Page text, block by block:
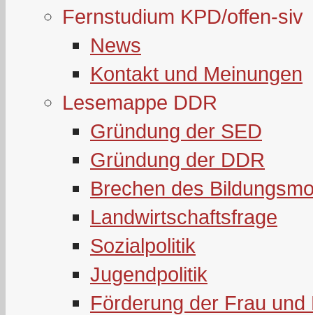
Fernstudium KPD/offen-siv
News
Kontakt und Meinungen
Lesemappe DDR
Gründung der SED
Gründung der DDR
Brechen des
Landwirtschaftsfrage
Sozialpolitik
Jugendpolitik
Förderung der Frau und